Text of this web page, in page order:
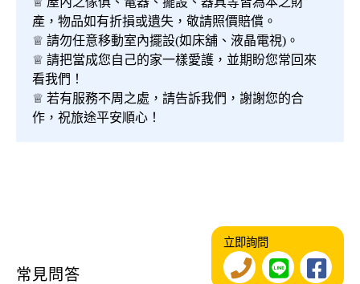
產，物品如有折損或遺失，敬請照價賠償。
♕ 請勿任意移動室內擺設(如床舖、液晶電視)。
♕ 請把當成您自己的家一樣愛護，並期盼您常回來
看我們！
♕ 若有服務不周之處，請告訴我們，謝謝您的合
作，祝旅途平安順心！
常見問答
立即詢問